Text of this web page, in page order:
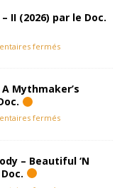
II (2026) par le Doc.
fermés
Mythmaker’s
fermés
– Beautiful ‘N